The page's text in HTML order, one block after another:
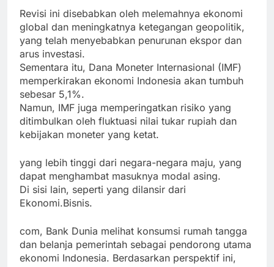
Revisi ini disebabkan oleh melemahnya ekonomi
global dan meningkatnya ketegangan geopolitik,
yang telah menyebabkan penurunan ekspor dan
arus investasi.
Sementara itu, Dana Moneter Internasional (IMF)
memperkirakan ekonomi Indonesia akan tumbuh
sebesar 5,1%.
Namun, IMF juga memperingatkan risiko yang
ditimbulkan oleh fluktuasi nilai tukar rupiah dan
kebijakan moneter yang ketat.
yang lebih tinggi dari negara-negara maju, yang
dapat menghambat masuknya modal asing.
Di sisi lain, seperti yang dilansir dari
Ekonomi.Bisnis.
com, Bank Dunia melihat konsumsi rumah tangga
dan belanja pemerintah sebagai pendorong utama
ekonomi Indonesia. Berdasarkan perspektif ini,